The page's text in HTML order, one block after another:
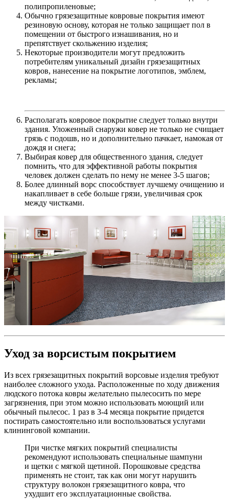
полипропиленовые;
Обычно грязезащитные ковровые покрытия имеют
резиновую основу, которая не только защищает пол в
помещении от быстрого изнашивания, но и
препятствует скольжению изделия;
Некоторые производители могут предложить
потребителям уникальный дизайн грязезащитных
ковров, нанесение на покрытие логотипов, эмблем,
рекламы;
Располагать ковровое покрытие следует только внутри
здания. Уложенный снаружи ковер не только не счищает
грязь с подошв, но и дополнительно пачкает, намокая от
дождя и снега;
Выбирая ковер для общественного здания, следует
помнить, что для эффективной работы покрытия
человек должен сделать по нему не менее 3-5 шагов;
Более длинный ворс способствует лучшему очищению и
накапливает в себе больше грязи, увеличивая срок
между чистками.
Уход за ворсистым покрытием
Из всех грязезащитных покрытий ворсовые изделия требуют
наиболее сложного ухода. Расположенные по ходу движения
людского потока ковры желательно пылесосить по мере
загрязнения, при этом можно использовать моющий или
обычный пылесос. 1 раз в 3-4 месяца покрытие придется
постирать самостоятельно или воспользоваться услугами
клининговой компании.
При чистке мягких покрытий специалисты
рекомендуют использовать специальные шампуни
и щетки с мягкой щетиной. Порошковые средства
применять не стоит, так как они могут нарушить
структуру волокон грязезащитного ковра, что
ухудшит его эксплуатационные свойства.